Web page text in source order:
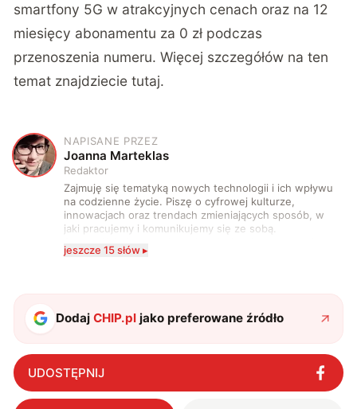
smartfony 5G w atrakcyjnych cenach oraz na 12
miesięcy abonamentu za 0 zł podczas
przenoszenia numeru. Więcej szczegółów na ten
temat znajdziecietutaj.
J
NAPISANE PRZEZ
Joanna Marteklas
Redaktor
Zajmuję się tematyką nowych technologii i ich wpływu
na codzienne życie. Piszę o cyfrowej kulturze,
innowacjach oraz trendach zmieniających sposób, w
jaki pracujemy i komunikujemy się ze sobą.
technologii a współczesną popkulturą. W wolnych
jeszcze 15 słów ▸
DodajCHIP.pl jako preferowane źródło
UDOSTĘPNIJ